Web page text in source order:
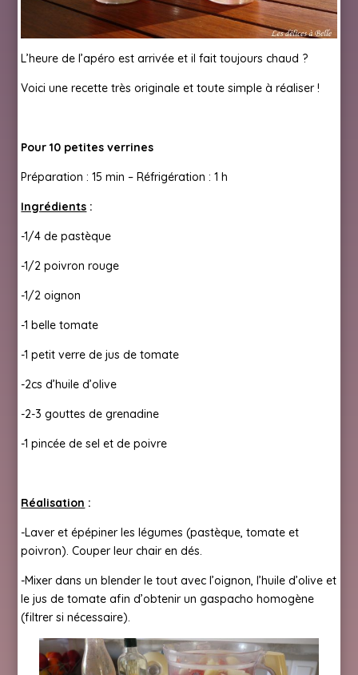
L’heure de l’apéro est arrivée et il fait toujours chaud ?
Voici une recette très originale et toute simple à réaliser !
Pour 10 petites verrines
Préparation : 15 min – Réfrigération : 1 h
Ingrédients :
-1/4 de pastèque
-1/2 poivron rouge
-1/2 oignon
-1 belle tomate
-1 petit verre de jus de tomate
-2cs d’huile d’olive
-2-3 gouttes de grenadine
-1 pincée de sel et de poivre
Réalisation :
-Laver et épépiner les légumes (pastèque, tomate et
poivron). Couper leur chair en dés.
-Mixer dans un blender le tout avec l’oignon, l’huile d’olive et
le jus de tomate afin d’obtenir un gaspacho homogène
(filtrer si nécessaire).